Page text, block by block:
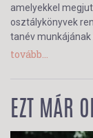
amelyekkel
osztálykönyvek
tanév munkájának
tovább...
EZT MÁR